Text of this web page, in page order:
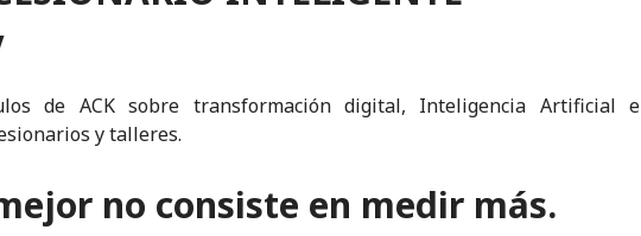
de ACK sobre transformación digital, Inteligencia Artificial e
y talleres.
no consiste en medir más.